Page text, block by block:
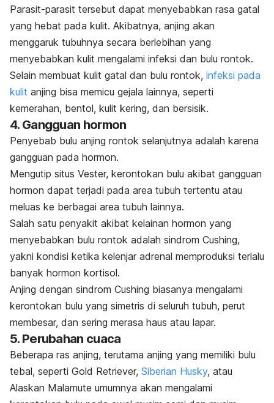
Parasit-parasit tersebut dapat menyebabkan rasa gatal
yang hebat pada kulit. Akibatnya, anjing akan
menggaruk tubuhnya secara berlebihan yang
menyebabkan kulit mengalami infeksi dan bulu rontok.
Selain membuat kulit gatal dan bulu rontok, infeksi pada
kulit anjing bisa memicu gejala lainnya, seperti
kemerahan, bentol, kulit kering, dan bersisik.
4. Gangguan hormon
Penyebab bulu anjing rontok selanjutnya adalah karena
gangguan pada hormon.
Mengutip situs Vester, kerontokan bulu akibat gangguan
hormon dapat terjadi pada area tubuh tertentu atau
meluas ke berbagai area tubuh lainnya.
Salah satu penyakit akibat kelainan hormon yang
menyebabkan bulu rontok adalah sindrom Cushing,
yakni kondisi ketika kelenjar adrenal memproduksi terlalu
banyak hormon kortisol.
Anjing dengan sindrom Cushing biasanya mengalami
kerontokan bulu yang simetris di seluruh tubuh, perut
membesar, dan sering merasa haus atau lapar.
5. Perubahan cuaca
Beberapa ras anjing, terutama anjing yang memiliki bulu
tebal, seperti Gold Retriever, Siberian Husky, atau
Alaskan Malamute umumnya akan mengalami